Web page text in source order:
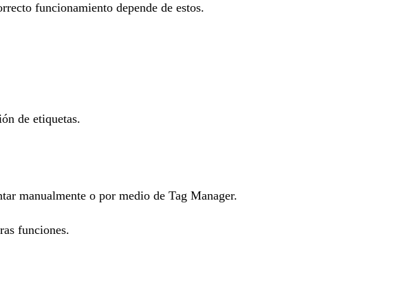
funcionamiento depende de estos.
de etiquetas.
manualmente o por medio de Tag Manager.
funciones.